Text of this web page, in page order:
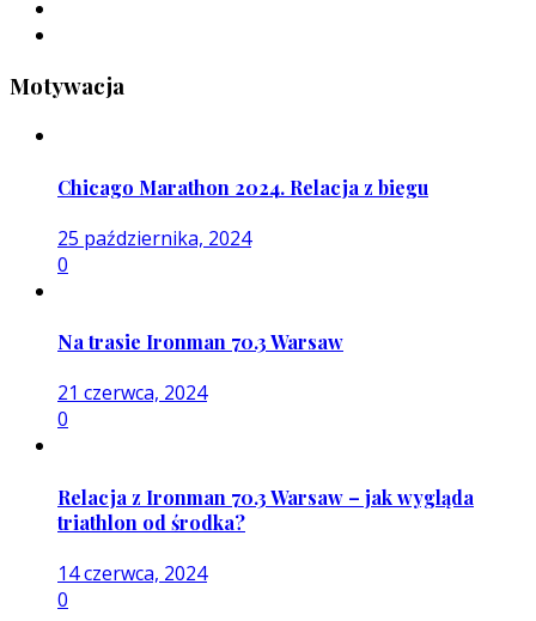
Motywacja
Chicago Marathon 2024. Relacja z biegu
25 października, 2024
0
Na trasie Ironman 70.3 Warsaw
21 czerwca, 2024
0
Relacja z Ironman 70.3 Warsaw – jak wygląda
triathlon od środka?
14 czerwca, 2024
0